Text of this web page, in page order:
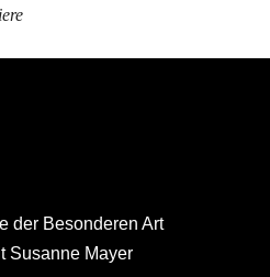
der Besonderen Art
Susanne Mayer